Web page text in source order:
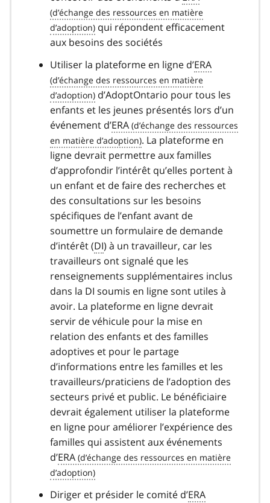
qui répondent efficacement
aux besoins des sociétés
Utiliser la plateforme en ligne d’ERA
d’AdoptOntario pour tous les
enfants et les jeunes présentés lors d’un
événement d’ERA
. La plateforme en
ligne devrait permettre aux familles
d’approfondir l’intérêt qu’elles portent à
un enfant et de faire des recherches et
des consultations sur les besoins
spécifiques de l’enfant avant de
soumettre un formulaire de demande
d’intérêt (DI) à un travailleur, car les
travailleurs ont signalé que les
renseignements supplémentaires inclus
dans la DI soumis en ligne sont utiles à
avoir. La plateforme en ligne devrait
servir de véhicule pour la mise en
relation des enfants et des familles
adoptives et pour le partage
d’informations entre les familles et les
travailleurs/praticiens de l’adoption des
secteurs privé et public. Le bénéficiaire
devrait également utiliser la plateforme
en ligne pour améliorer l’expérience des
familles qui assistent aux événements
d’ERA
Diriger et présider le comité d’ERA